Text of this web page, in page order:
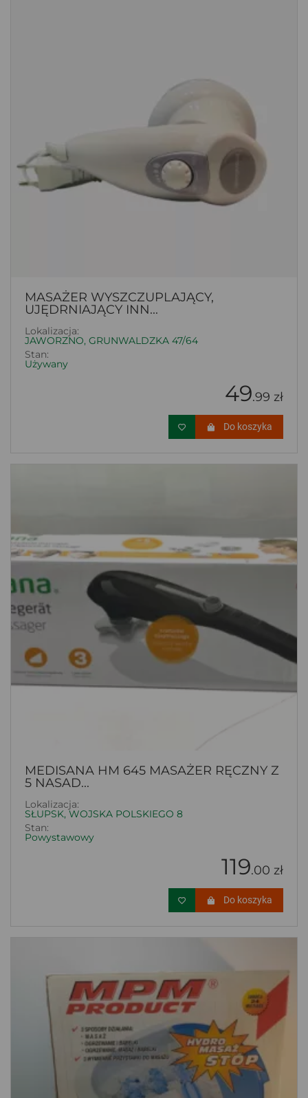
MASAŻER WYSZCZUPLAJĄCY,
UJĘDRNIAJĄCY INN...
Lokalizacja:
JAWORZNO, GRUNWALDZKA 47/64
Stan:
Używany
49.99 zł
Do koszyka
MEDISANA HM 645 MASAŻER RĘCZNY Z
5 NASAD...
Lokalizacja:
SŁUPSK, WOJSKA POLSKIEGO 8
Stan:
Powystawowy
119.00 zł
Do koszyka